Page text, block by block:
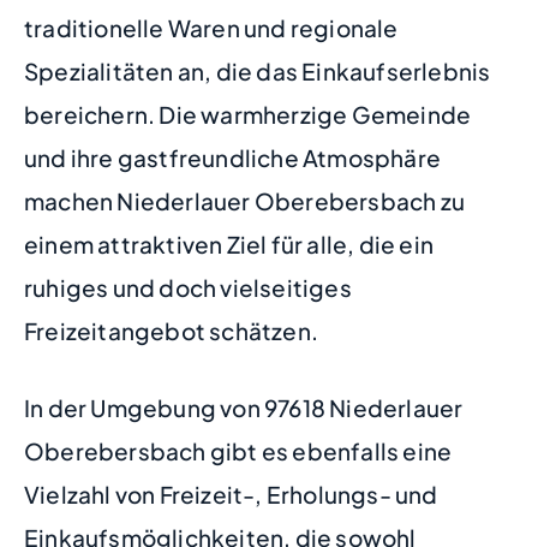
traditionelle Waren und regionale
Spezialitäten an, die das Einkaufserlebnis
bereichern. Die warmherzige Gemeinde
und ihre gastfreundliche Atmosphäre
machen Niederlauer Oberebersbach zu
einem attraktiven Ziel für alle, die ein
ruhiges und doch vielseitiges
Freizeitangebot schätzen.
In der Umgebung von 97618 Niederlauer
Oberebersbach gibt es ebenfalls eine
Vielzahl von Freizeit-, Erholungs- und
Einkaufsmöglichkeiten, die sowohl